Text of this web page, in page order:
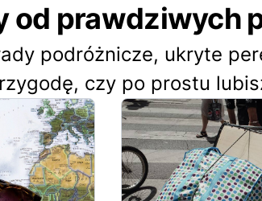
od prawdziwych
podróżnicze, ukryte
czy po prostu